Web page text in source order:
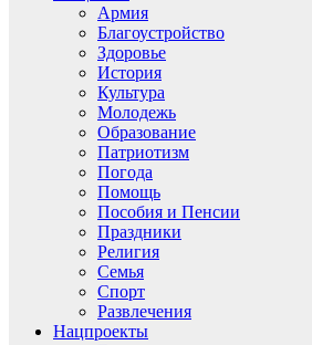
Армия
Благоустройство
Здоровье
История
Культура
Молодежь
Образование
Патриотизм
Погода
Помощь
Пособия и Пенсии
Праздники
Религия
Семья
Спорт
Развлечения
Нацпроекты